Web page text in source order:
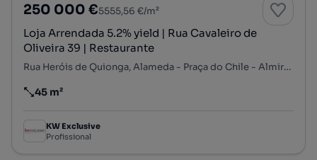
250 000 €5555,56 €/m²
Loja Arrendada 5.2% yield | Rua Cavaleiro de
Oliveira 39 | Restaurante
Rua Heróis de Quionga, Alameda - Praça do Chile - Almirante Reis, Arroios, Lisboa, Lisboa
Preço por metro quadrado
45 m²
KW Exclusive
Profissional